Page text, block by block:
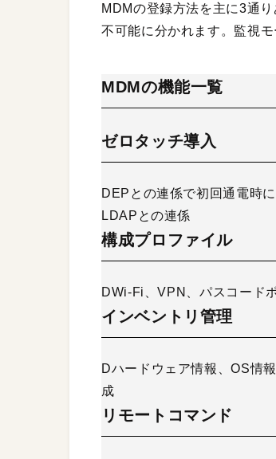
MDMの登録方法を主に3通
不可能に分かれます。監視
MDMの機能一覧
ゼロタッチ導入
DEPとの連係で初回通電時
LDAPとの連係
構成プロファイル
DWi-Fi、VPN、パスコード
インベントリ管理
Dハードウェア情報、OS情
成
リモートコマンド